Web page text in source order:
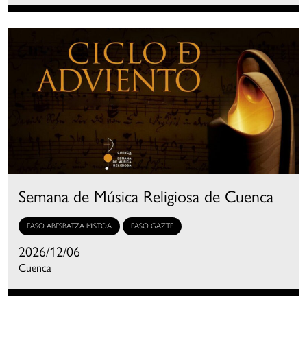
Semana de Música Religiosa de Cuenca
EASO ABESBATZA MISTOA EASO GAZTE
2026/12/06
Cuenca